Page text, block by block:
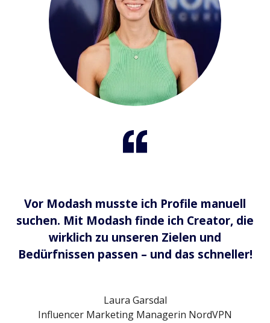
Vor Modash musste ich Profile manuell
suchen. Mit Modash finde ich Creator, die
wirklich zu unseren Zielen und
Bedürfnissen passen – und das schneller!
Laura Garsdal
‍Influencer Marketing Managerin NordVPN